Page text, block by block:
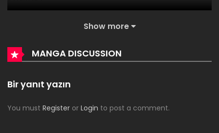
20 Ekim 2023
Show more
MANGA DISCUSSION
Bir yanıt yazın
You must Register or Login to post a comment.